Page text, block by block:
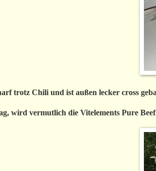
trotz Chili und ist außen lecker cross
wird vermutlich die Vitelements Pure